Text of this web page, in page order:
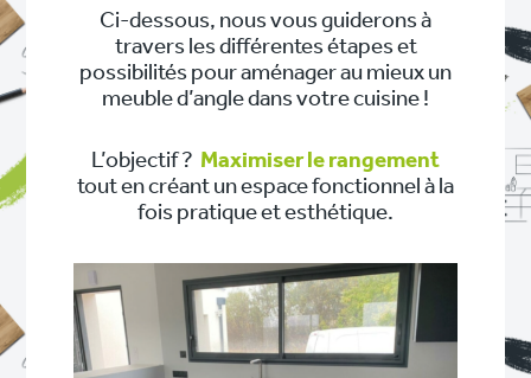
Ci-dessous, nous vous guiderons à
travers les différentes étapes et
possibilités pour aménager au mieux un
meuble d’angle dans votre cuisine !
L’objectif ? Maximiser le rangement
tout en créant un espace fonctionnel à la
fois pratique et esthétique.